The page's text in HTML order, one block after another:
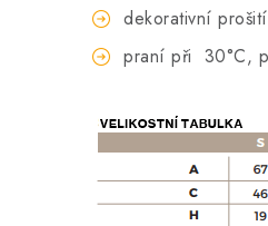
dekorativní prošití
praní při 30°C,